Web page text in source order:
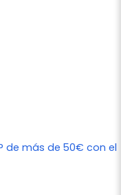
de más de 50€ con el